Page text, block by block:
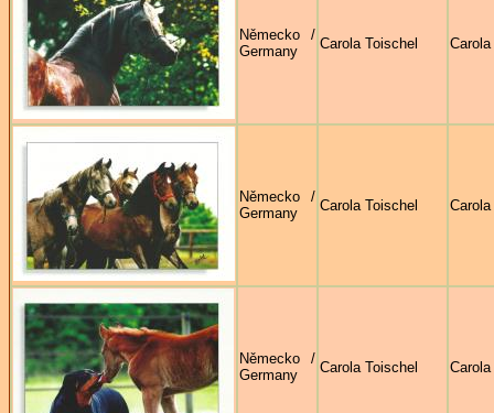
Německo /
Germany
Carola Toischel
Německo /
Germany
Carola Toischel
Německo /
Germany
Carola Toischel